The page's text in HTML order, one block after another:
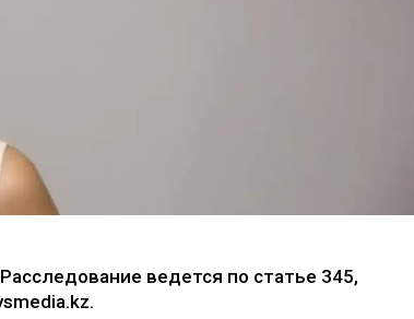
ведется по статье 345,